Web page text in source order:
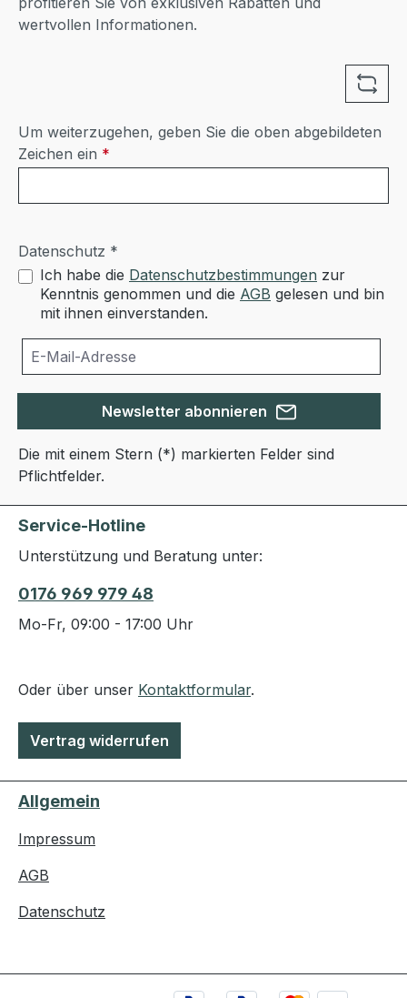
wertvollen Informationen.
Um weiterzugehen, geben Sie die oben abgebildeten
Zeichen ein *
Datenschutz *
Ich habe die Datenschutzbestimmungen zur
Kenntnis genommen und die AGB gelesen und bin
mit ihnen einverstanden.
Newsletter abonnieren
Die mit einem Stern (*) markierten Felder sind
Pflichtfelder.
Service-Hotline
Unterstützung und Beratung unter:
0176 969 979 48
Mo-Fr, 09:00 - 17:00 Uhr
Oder über unser Kontaktformular.
Vertrag widerrufen
Allgemein
Impressum
AGB
Datenschutz